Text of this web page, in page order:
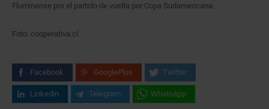
Fluminense por el partido de vuelta por Copa Sudamericana.
Foto: cooperativa.cl
Facebook GooglePlus Twitter
Linkedin Telegram WhatsApp